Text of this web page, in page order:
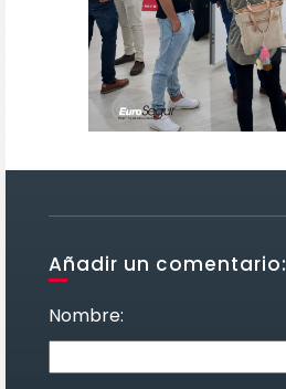
Añadir un comentario:
Nombre: